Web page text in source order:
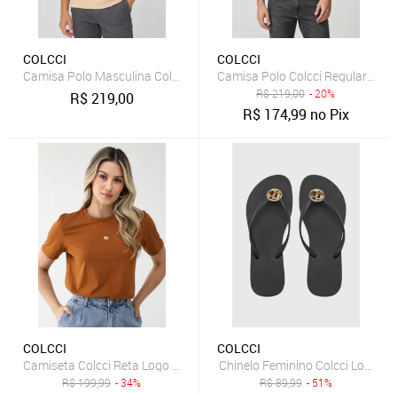
COLCCI
Camisa Polo Masculina Colcci Frisos Bege
R$219,00
COLCCI
Camisa Polo Colcci Regular
R$219,00 - 20%
R$ 174,99 no Pix
COLCCI
Camiseta Colcci Reta Logo Caramelo
R$199,99 - 34%
COLCCI
Chinelo Feminino Colcci Logo
R$89,99 - 51%